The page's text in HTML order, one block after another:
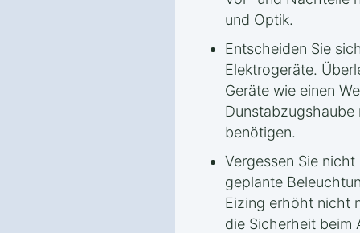
und Optik.
Entscheiden Sie
Elektrogeräte.
Geräte wie einen
Dunstabzugshaube
benötigen.
Vergessen Sie
geplante
Eizing erhöht nicht
die Sicherheit beim